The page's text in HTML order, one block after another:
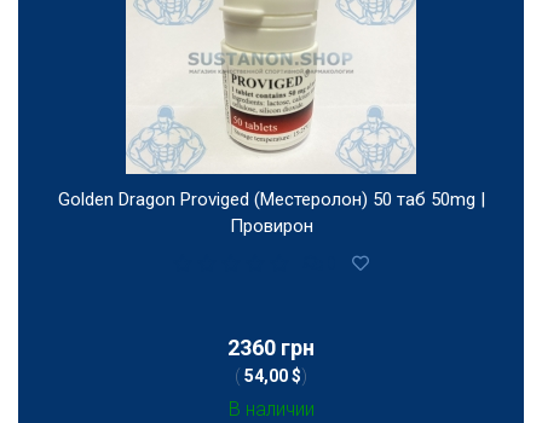
Golden Dragon Proviged (Местеролон) 50 таб 50mg |
Провирон
2360 грн
( 54,00 $)
В наличии